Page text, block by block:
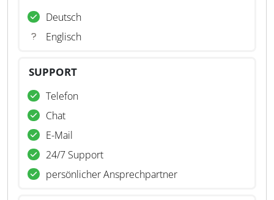
Deutsch
Englisch
SUPPORT
Telefon
Chat
E-Mail
24/7 Support
persönlicher Ansprechpartner